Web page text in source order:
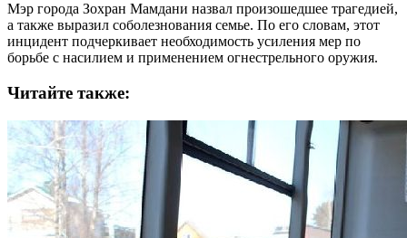
Мэр города Зохран Мамдани назвал произошедшее трагедией,
а также выразил соболезнования семье. По его словам, этот
инцидент подчеркивает необходимость усиления мер по
борьбе с насилием и применением огнестрельного оружия.
Читайте также: